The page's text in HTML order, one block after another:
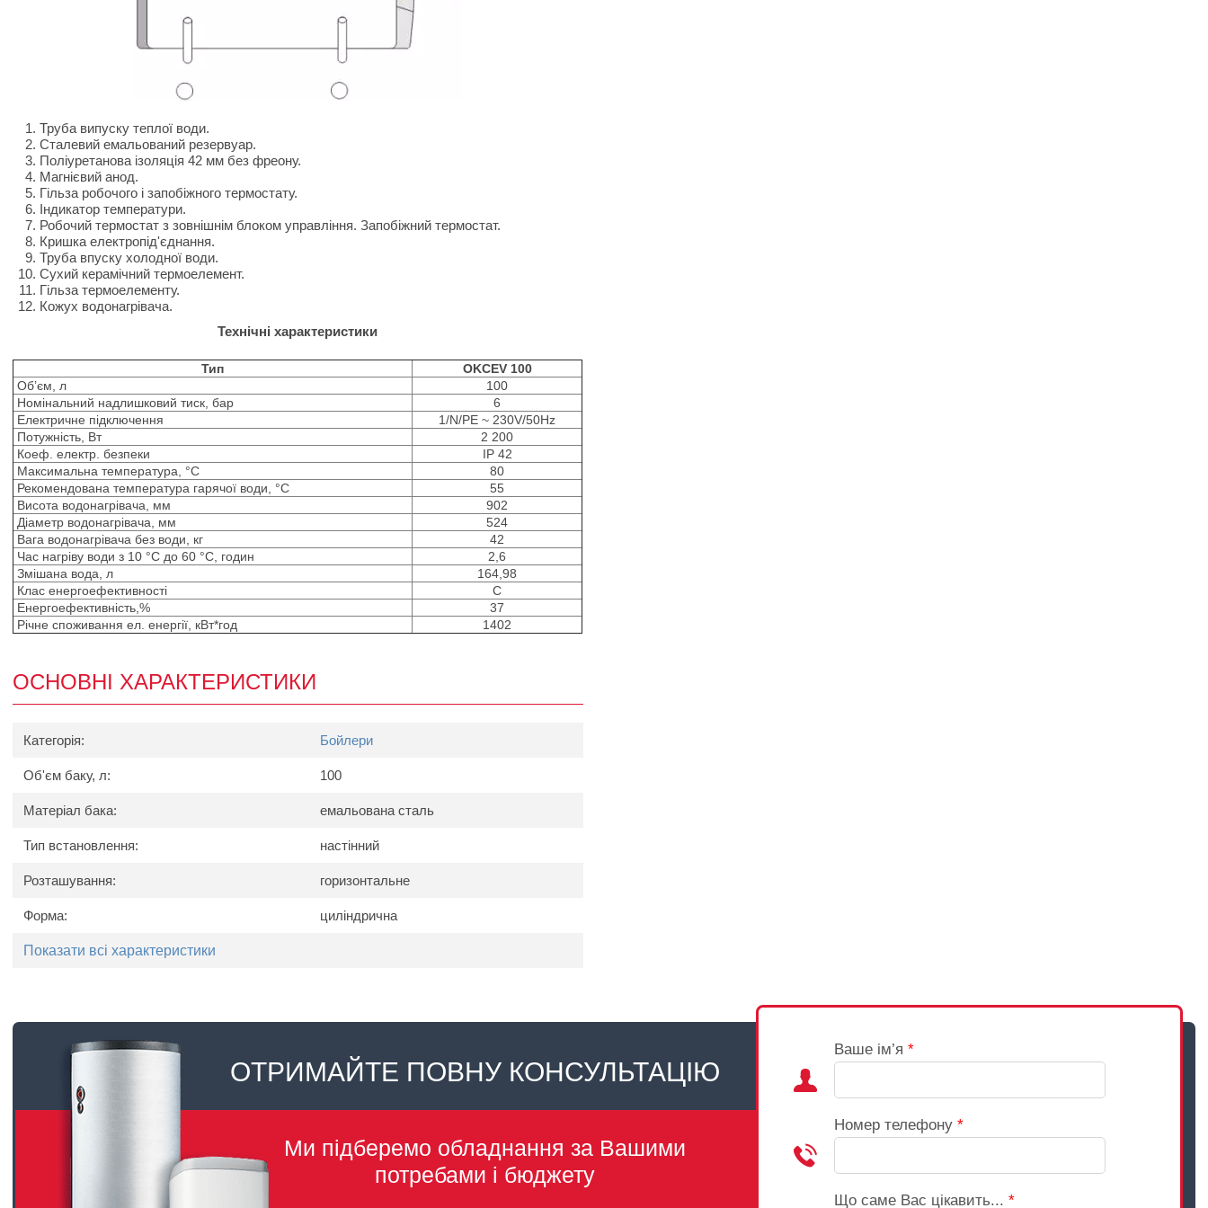
Труба випуску теплої води.
Сталевий емальований резервуар.
Поліуретанова ізоляція 42 мм без фреону.
Магнієвий анод.
Гільза робочого і запобіжного термостату.
Індикатор температури.
Робочий термостат з зовнішнім блоком управління. Запобіжний термостат.
Кришка електропід'єднання.
Труба впуску холодної води.
Сухий керамічний термоелемент.
Гільза термоелементу.
Кожух водонагрівача.
Технічні характеристики
Тип
OKCEV 100
Об’єм, л
100
Номінальний надлишковий тиск, бар
6
Електричне підключення
1/N/PE ~ 230V/50Hz
Потужність, Вт
2 200
Коеф. електр. безпеки
IP 42
Максимальна температура, °С
80
Рекомендована температура гарячої води, °С
55
Висота водонагрівача, мм
902
Діаметр водонагрівача, мм
524
Вага водонагрівача без води, кг
42
Час нагріву води з 10 °C до 60 °C, годин
2,6
Змішана вода, л
164,98
Клас енергоефективності
C
Енергоефективність,%
37
Річне споживання ел. енергії, кВт*год
1402
ОСНОВНІ ХАРАКТЕРИСТИКИ
Категорія: Бойлери
Об'єм баку, л: 100
Матеріал бака: емальована сталь
Тип встановлення: настінний
Розташування: горизонтальне
Форма: циліндрична
Показати всі характеристики
ОТРИМАЙТЕ ПОВНУ КОНСУЛЬТАЦІЮ
Ми підберемо обладнання за Вашими
потребами і бюджету
Ваше ім’я *
Номер телефону *
Що саме Вас цікавить... *